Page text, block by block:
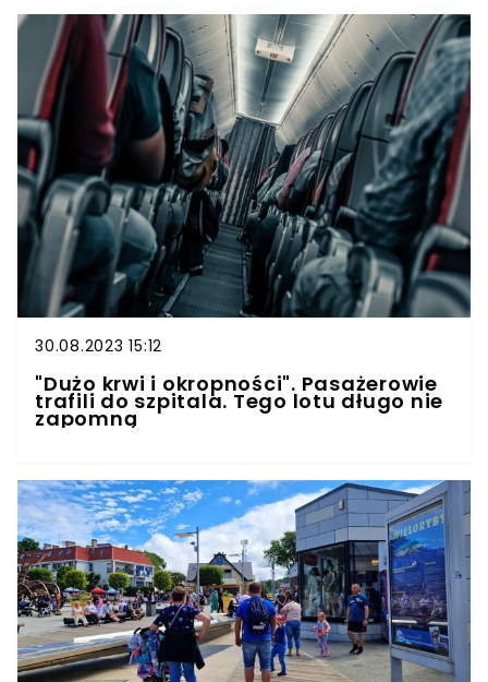
30.08.2023 15:12
"Dużo krwi i okropności". Pasażerowie
trafili do szpitala. Tego lotu długo nie
zapomną